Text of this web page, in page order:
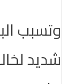
وتسبب
شديد